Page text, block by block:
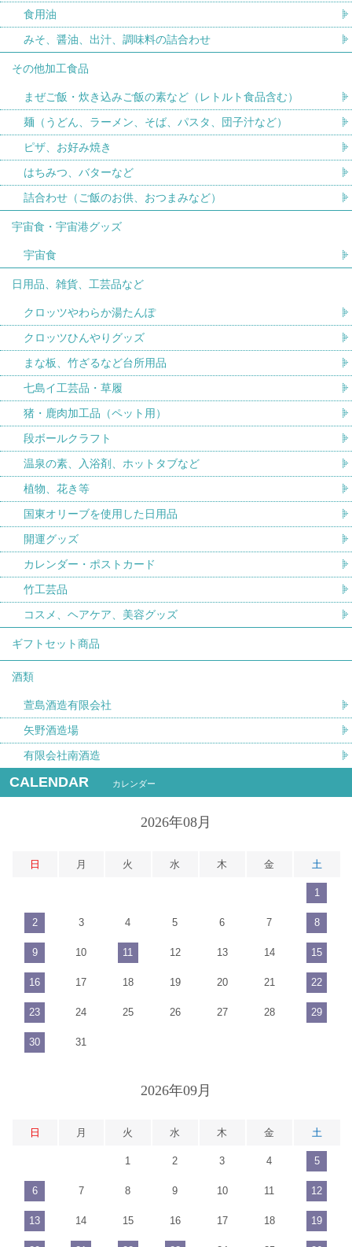
食用油
みそ、醤油、出汁、調味料の詰合わせ
その他加工食品
まぜご飯・炊き込みご飯の素など（レトルト食品含む）
麺（うどん、ラーメン、そば、パスタ、団子汁など）
ピザ、お好み焼き
はちみつ、バターなど
詰合わせ（ご飯のお供、おつまみなど）
宇宙食・宇宙港グッズ
宇宙食
日用品、雑貨、工芸品など
クロッツやわらか湯たんぽ
クロッツひんやりグッズ
まな板、竹ざるなど台所用品
七島イ工芸品・草履
猪・鹿肉加工品（ペット用）
段ボールクラフト
温泉の素、入浴剤、ホットタブなど
植物、花き等
国東オリーブを使用した日用品
開運グッズ
カレンダー・ポストカード
竹工芸品
コスメ、ヘアケア、美容グッズ
ギフトセット商品
酒類
萱島酒造有限会社
矢野酒造場
有限会社南酒造
CALENDAR カレンダー
2026年08月
日 月 火 水 木 金 土
1
2 3 4 5 6 7 8
9 10 11 12 13 14 15
16 17 18 19 20 21 22
23 24 25 26 27 28 29
30 31
2026年09月
日 月 火 水 木 金 土
1 2 3 4 5
6 7 8 9 10 11 12
13 14 15 16 17 18 19